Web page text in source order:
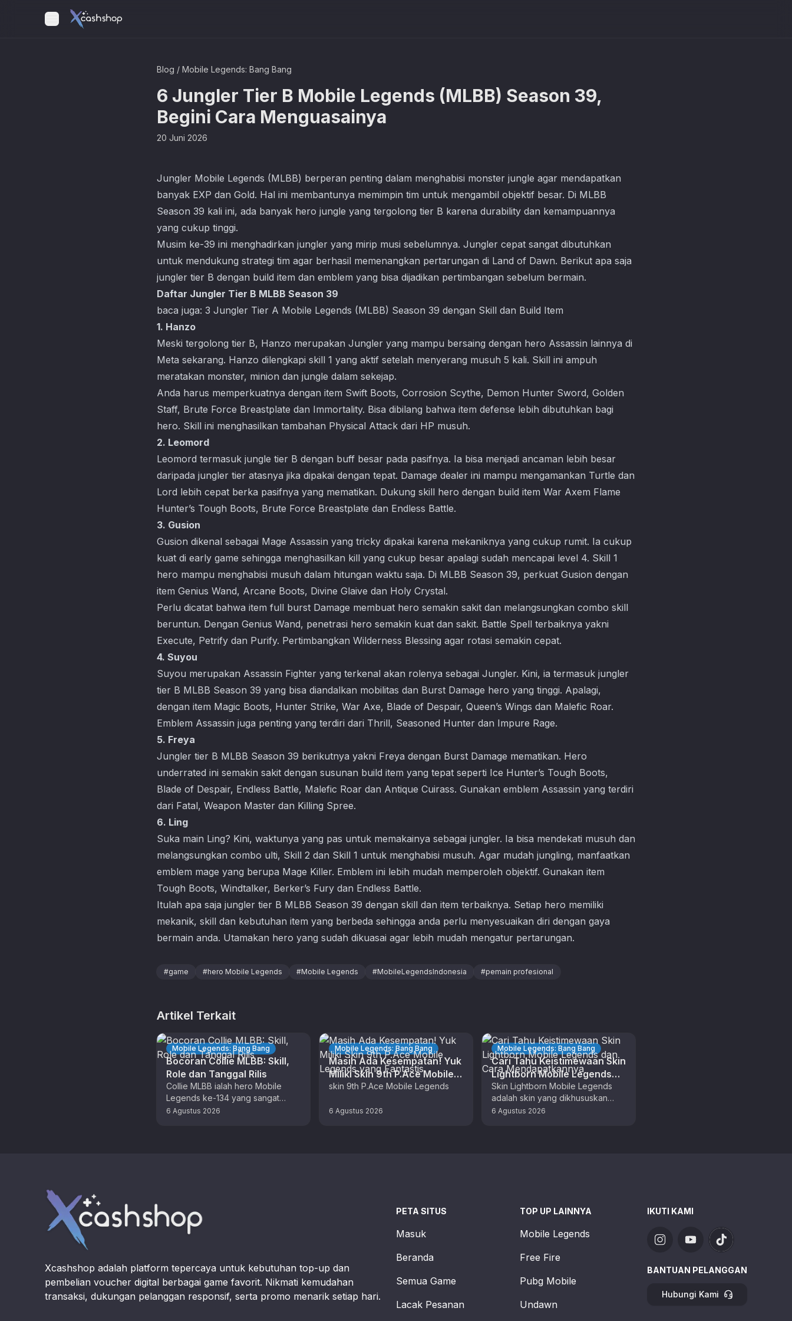
Blog / Mobile Legends: Bang Bang
6 Jungler Tier B Mobile Legends (MLBB) Season 39,
Begini Cara Menguasainya
20 Juni 2026
Jungler Mobile Legends (MLBB) berperan penting dalam menghabisi monster jungle agar mendapatkan
banyak EXP dan Gold. Hal ini membantunya memimpin tim untuk mengambil objektif besar. Di MLBB
Season 39 kali ini, ada banyak hero jungle yang tergolong tier B karena durability dan kemampuannya
yang cukup tinggi.
Musim ke-39 ini menghadirkan jungler yang mirip musi sebelumnya. Jungler cepat sangat dibutuhkan
untuk mendukung strategi tim agar berhasil memenangkan pertarungan di Land of Dawn. Berikut apa saja
jungler tier B dengan build item dan emblem yang bisa dijadikan pertimbangan sebelum bermain.
Daftar Jungler Tier B MLBB Season 39
baca juga: 3 Jungler Tier A Mobile Legends (MLBB) Season 39 dengan Skill dan Build Item
1. Hanzo
Meski tergolong tier B, Hanzo merupakan Jungler yang mampu bersaing dengan hero Assassin lainnya di
Meta sekarang. Hanzo dilengkapi skill 1 yang aktif setelah menyerang musuh 5 kali. Skill ini ampuh
meratakan monster, minion dan jungle dalam sekejap.
Anda harus memperkuatnya dengan item Swift Boots, Corrosion Scythe, Demon Hunter Sword, Golden
Staff, Brute Force Breastplate dan Immortality. Bisa dibilang bahwa item defense lebih dibutuhkan bagi
hero. Skill ini menghasilkan tambahan Physical Attack dari HP musuh.
2. Leomord
Leomord termasuk jungle tier B dengan buff besar pada pasifnya. Ia bisa menjadi ancaman lebih besar
daripada jungler tier atasnya jika dipakai dengan tepat. Damage dealer ini mampu mengamankan Turtle dan
Lord lebih cepat berka pasifnya yang mematikan. Dukung skill hero dengan build item War Axem Flame
Hunter’s Tough Boots, Brute Force Breastplate dan Endless Battle.
3. Gusion
Gusion dikenal sebagai Mage Assassin yang tricky dipakai karena mekaniknya yang cukup rumit. Ia cukup
kuat di early game sehingga menghasilkan kill yang cukup besar apalagi sudah mencapai level 4. Skill 1
hero mampu menghabisi musuh dalam hitungan waktu saja. Di MLBB Season 39, perkuat Gusion dengan
item Genius Wand, Arcane Boots, Divine Glaive dan Holy Crystal.
Perlu dicatat bahwa item full burst Damage membuat hero semakin sakit dan melangsungkan combo skill
beruntun. Dengan Genius Wand, penetrasi hero semakin kuat dan sakit. Battle Spell terbaiknya yakni
Execute, Petrify dan Purify. Pertimbangkan Wilderness Blessing agar rotasi semakin cepat.
4. Suyou
Suyou merupakan Assassin Fighter yang terkenal akan rolenya sebagai Jungler. Kini, ia termasuk jungler
tier B MLBB Season 39 yang bisa diandalkan mobilitas dan Burst Damage hero yang tinggi. Apalagi,
dengan item Magic Boots, Hunter Strike, War Axe, Blade of Despair, Queen’s Wings dan Malefic Roar.
Emblem Assassin juga penting yang terdiri dari Thrill, Seasoned Hunter dan Impure Rage.
5. Freya
Jungler tier B MLBB Season 39 berikutnya yakni Freya dengan Burst Damage mematikan. Hero
underrated ini semakin sakit dengan susunan build item yang tepat seperti Ice Hunter’s Tough Boots,
Blade of Despair, Endless Battle, Malefic Roar dan Antique Cuirass. Gunakan emblem Assassin yang terdiri
dari Fatal, Weapon Master dan Killing Spree.
6. Ling
Suka main Ling? Kini, waktunya yang pas untuk memakainya sebagai jungler. Ia bisa mendekati musuh dan
melangsungkan combo ulti, Skill 2 dan Skill 1 untuk menghabisi musuh. Agar mudah jungling, manfaatkan
emblem mage yang berupa Mage Killer. Emblem ini lebih mudah memperoleh objektif. Gunakan item
Tough Boots, Windtalker, Berker’s Fury dan Endless Battle.
Itulah apa saja jungler tier B MLBB Season 39 dengan skill dan item terbaiknya. Setiap hero memiliki
mekanik, skill dan kebutuhan item yang berbeda sehingga anda perlu menyesuaikan diri dengan gaya
bermain anda. Utamakan hero yang sudah dikuasai agar lebih mudah mengatur pertarungan.
#game #hero Mobile Legends #Mobile Legends #MobileLegendsIndonesia #pemain profesional
Artikel Terkait
Mobile Legends: Bang Bang
Bocoran Collie MLBB: Skill,
Role dan Tanggal Rilis
Collie MLBB ialah hero Mobile
Legends ke-134 yang sangat
ditunggu para pemain. Hero Mage
6 Agustus 2026
Mobile Legends: Bang Bang
Masih Ada Kesempatan! Yuk
Miliki Skin 9th P.Ace Mobile
Legends yang Fantastis
skin 9th P.Ace Mobile Legends
6 Agustus 2026
Mobile Legends: Bang Bang
Cari Tahu Keistimewaan Skin
Lightborn Mobile Legends
dan Cara Mendapatkannya
Skin Lightborn Mobile Legends
adalah skin yang dikhususkan
untuk squard raja kesatria cahaya
6 Agustus 2026
Xcashshop adalah platform tepercaya untuk kebutuhan top-up dan
pembelian voucher digital berbagai game favorit. Nikmati kemudahan
transaksi, dukungan pelanggan responsif, serta promo menarik setiap hari.
PETA SITUS
Masuk
Beranda
Semua Game
Lacak Pesanan
TOP UP LAINNYA
Mobile Legends
Free Fire
Pubg Mobile
Undawn
IKUTI KAMI
BANTUAN PELANGGAN
Hubungi Kami